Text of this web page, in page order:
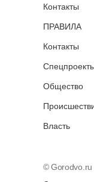
Контакты
ПРАВИЛА
Контакты
Общество
Власть
© Gorodvo.ru